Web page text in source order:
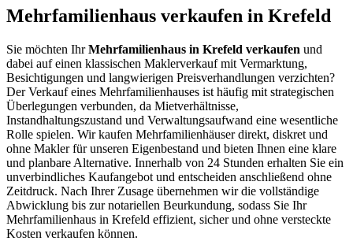
Mehrfamilienhaus verkaufen in Krefeld
Sie möchten IhrMehrfamilienhaus in Krefeld verkaufen und
dabei auf einen klassischen Maklerverkauf mit Vermarktung,
Besichtigungen und langwierigen Preisverhandlungen verzichten?
Der Verkauf eines Mehrfamilienhauses ist häufig mit strategischen
Überlegungen verbunden, da Mietverhältnisse,
Instandhaltungszustand und Verwaltungsaufwand eine wesentliche
Rolle spielen. Wir kaufen Mehrfamilienhäuser direkt, diskret und
ohne Makler für unseren Eigenbestand und bieten Ihnen eine klare
und planbare Alternative. Innerhalb von 24 Stunden erhalten Sie ein
unverbindliches Kaufangebot und entscheiden anschließend ohne
Zeitdruck. Nach Ihrer Zusage übernehmen wir die vollständige
Abwicklung bis zur notariellen Beurkundung, sodass Sie Ihr
Mehrfamilienhaus in Krefeld effizient, sicher und ohne versteckte
Kosten verkaufen können.